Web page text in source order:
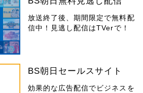
放送終了後、期間限定で無料配
信中！見逃し配信はTVerで！
BS朝日セールスサイト
効果的な広告配信でビジネスを